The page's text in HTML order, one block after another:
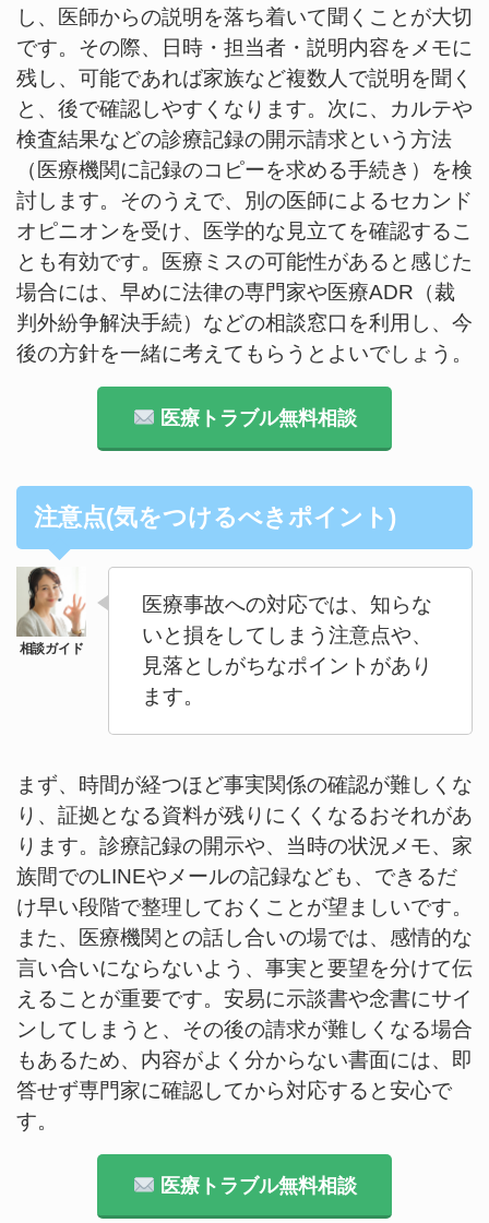
し、医師からの説明を落ち着いて聞くことが大切
です。その際、日時・担当者・説明内容をメモに
残し、可能であれば家族など複数人で説明を聞く
と、後で確認しやすくなります。次に、カルテや
検査結果などの診療記録の開示請求という方法
（医療機関に記録のコピーを求める手続き）を検
討します。そのうえで、別の医師によるセカンド
オピニオンを受け、医学的な見立てを確認するこ
とも有効です。医療ミスの可能性があると感じた
場合には、早めに法律の専門家や医療ADR（裁
判外紛争解決手続）などの相談窓口を利用し、今
後の方針を一緒に考えてもらうとよいでしょう。
医療トラブル無料相談
注意点(気をつけるべきポイント)
医療事故への対応では、知らな
いと損をしてしまう注意点や、
見落としがちなポイントがあり
ます。
まず、時間が経つほど事実関係の確認が難しくな
り、証拠となる資料が残りにくくなるおそれがあ
ります。診療記録の開示や、当時の状況メモ、家
族間でのLINEやメールの記録なども、できるだ
け早い段階で整理しておくことが望ましいです。
また、医療機関との話し合いの場では、感情的な
言い合いにならないよう、事実と要望を分けて伝
えることが重要です。安易に示談書や念書にサイ
ンしてしまうと、その後の請求が難しくなる場合
もあるため、内容がよく分からない書面には、即
答せず専門家に確認してから対応すると安心で
す。
医療トラブル無料相談